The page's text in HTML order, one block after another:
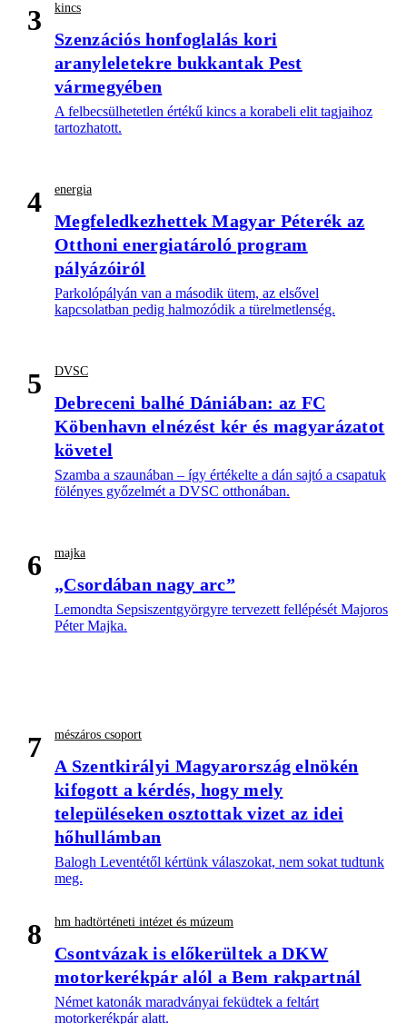
3 kincs
Szenzációs honfoglalás kori
aranyleletekre bukkantak Pest
vármegyében
A felbecsülhetetlen értékű kincs a korabeli elit tagjaihoz
tartozhatott.
4 energia
Megfeledkezhettek Magyar Péterék az
Otthoni energiatároló program
pályázóiról
Parkolópályán van a második ütem, az elsővel
kapcsolatban pedig halmozódik a türelmetlenség.
5 DVSC
Debreceni balhé Dániában: az FC
Köbenhavn elnézést kér és magyarázatot
követel
Szamba a szaunában – így értékelte a dán sajtó a csapatuk
fölényes győzelmét a DVSC otthonában.
6 majka
„Csordában nagy arc”
Lemondta Sepsiszentgyörgyre tervezett fellépését Majoros
Péter Majka.
7 mészáros csoport
A Szentkirályi Magyarország elnökén
kifogott a kérdés, hogy mely
településeken osztottak vizet az idei
hőhullámban
Balogh Leventétől kértünk válaszokat, nem sokat tudtunk
meg.
8 hm hadtörténeti intézet és múzeum
Csontvázak is előkerültek a DKW
motorkerékpár alól a Bem rakpartnál
Német katonák maradványai feküdtek a feltárt
motorkerékpár alatt.